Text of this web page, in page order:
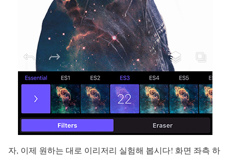
자, 이제 원하는 대로 이리저리 실험해 봅시다! 화면 좌측 하